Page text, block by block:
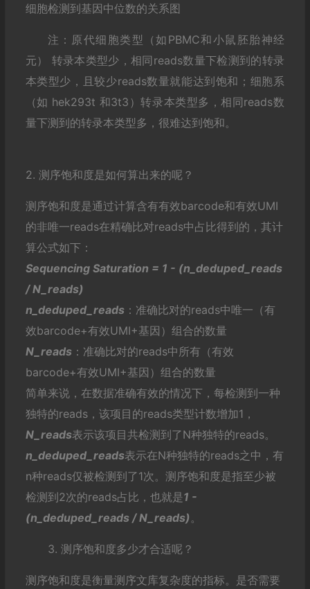
细胞检测到基因中位数的关系图
注：原代细胞类型（如PBMC和小鼠胚胎神经
元） 转录本类型少，相同reads数量下检测到的转录
本类型少，且较少reads数量就能达到饱和；细胞系
（如 hek293t 和3t3）转录本类型多，相同reads数
量下测到的转录本类型多，很难达到饱和。
2. 测序饱和度是如何算出来的呢？
测序饱和度是通过计算含有有效barcode和有效UMI
的非唯一reads在精确比对reads中占比得到的，其计
算公式如下：
Sequencing Saturation = 1 - (n_deduped_reads
/ N_reads)
n_deduped_reads：准确比对的reads中唯一（有
效barcode+有效UMI+基因）组合的数量
N_reads：准确比对的reads中所有（有效
barcode+有效UMI+基因）组合的数量
简单来说，在数据准确有效的情况下，每检测到一种
独特的reads，该项目的reads类型计数增加1，
N_reads表示该项目共检测到了N种独特的reads。
n _deduped_reads表示在N种独特的reads之中，有
n种reads仅被检测到了1次。测序饱和度是指至少被
检测到2次的reads占比，也就是1 -
(n_deduped_reads / N_reads) 。
3. 测序饱和度多少才合适呢？
测序饱和度是衡量测序文库复杂度的指标。是否需要